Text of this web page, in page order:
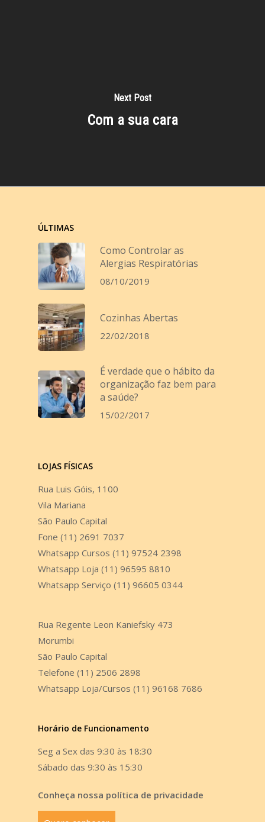
Next Post
Com a sua cara
ÚLTIMAS
Como Controlar as
Alergias Respiratórias
08/10/2019
Cozinhas Abertas
22/02/2018
É verdade que o hábito da
organização faz bem para
a saúde?
15/02/2017
LOJAS FÍSICAS
Rua Luis Góis, 1100
Vila Mariana
São Paulo Capital
Fone (11) 2691 7037
Whatsapp Cursos (11) 97524 2398
Whatsapp Loja (11) 96595 8810
Whatsapp Serviço (11) 96605 0344
Rua Regente Leon Kaniefsky 473
Morumbi
São Paulo Capital
Telefone (11) 2506 2898
Whatsapp Loja/Cursos (11) 96168 7686
Horário de Funcionamento
Seg a Sex das 9:30 às 18:30
Sábado das 9:30 às 15:30
Conheça nossa política de privacidade